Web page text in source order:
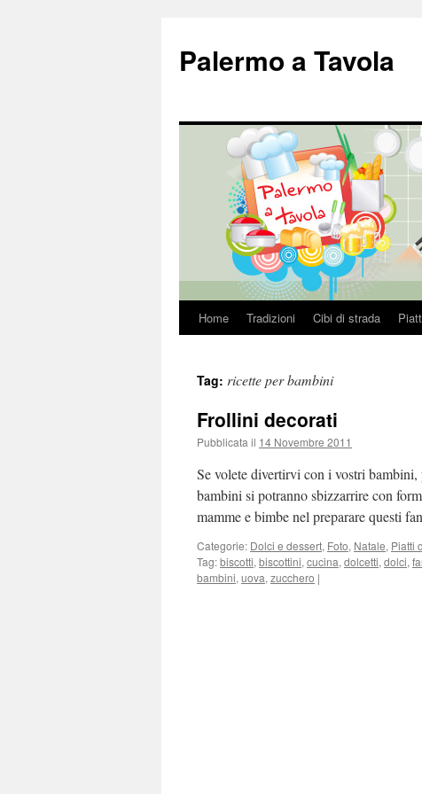
Palermo a Tavola
Vai
contenuto
Home Tradizioni Cibi di strada
Tag: ricette per bambini
Frollini decorati
Pubblicata il 14 Novembre 2011
Se volete divertirvi con i vostri
bambini si potranno sbizzarrire con
mamme e bimbe nel preparare questi
Categorie: Dolci e dessert, Foto, Natale, Piatti
Tag:biscotti, biscottini, cucina, dolcetti, dolci,
bambini, uova, zucchero |